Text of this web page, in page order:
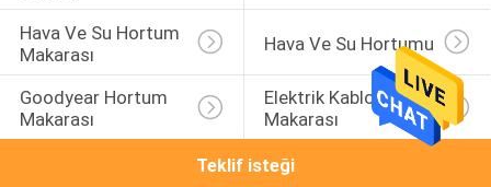
Hava Ve Su Hortum
Makarası
Hava Ve Su Hortumu
Goodyear Hortum
Makarası
Elektrik Kablosu
Makarası
Teklif isteği